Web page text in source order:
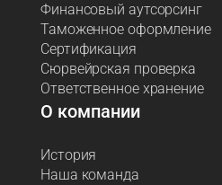
Финансовый аутсорсинг
Таможенное оформление
Сертификация
Сюрвейрская проверка
Ответственное хранение
О компании
История
Наша команда